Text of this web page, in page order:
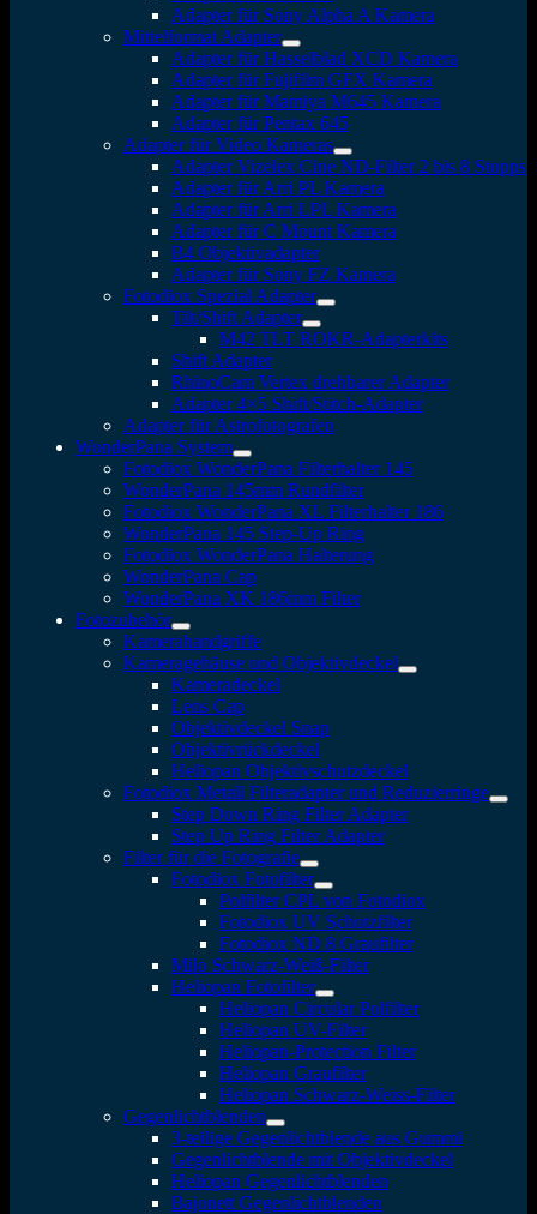
Adapter für Sony Alpha A Kamera
Mittelformat Adapter
Adapter für Hasselblad XCD Kamera
Adapter für Fujifilm GFX Kamera
Adapter für Mamiya M645 Kamera
Adapter für Pentax 645
Adapter für Video Kameras
Adapter Vizelex Cine ND-Filter 2 bis 8 Stopps
Adapter für Arri PL Kamera
Adapter für Arri LPL Kamera
Adapter für C Mount Kamera
B4 Objektivadapter
Adapter für Sony FZ Kamera
Fotodiox Spezial Adapter
Tilt/Shift Adapter
M42 TLT ROKR-Adapterkits
Shift Adapter
RhinoCam Vertex drehbarer Adapter
Adapter 4×5 Shift/Stitch-Adapter
Adapter für Astrofotografen
WonderPana System
Fotodiox WonderPana Filterhalter 145
WonderPana 145mm Rundfilter
Fotodiox WonderPana XL Filterhalter 186
WonderPana 145 Step-Up Ring
Fotodiox WonderPana Halterung
WonderPana Cap
WonderPana XK 186mm Filter
Fotozubehör
Kamerahandgriffe
Kameragehäuse und Objektivdeckel
Kameradeckel
Lens Cap
Objektivdeckel Snap
Objektivrückdeckel
Heliopan Objektivschutzdeckel
Fotodiox Metall Filteradapter und Reduzierringe
Step Down Ring Filter Adapter
Step Up Ring Filter Adapter
Filter für die Fotografie
Fotodiox Fotofilter
Polfilter CPL von Fotodiox
Fotodiox UV Schutzfilter
Fotodiox ND 8 Graufilter
Milo Schwarz-Weiß-Filter
Heliopan Fotofilter
Heliopan Circular Polfilter
Heliopan UV-Filter
Heliopan-Protection Filter
Heliopan Graufilter
Heliopan Schwarz-Weiss-Filter
Gegenlichtblenden
3-teilige Gegenlichtblende aus Gummi
Gegenlichtblende mit Objektivdeckel
Heliopan Gegenlichtblenden
Bajonett Gegenlichtblenden